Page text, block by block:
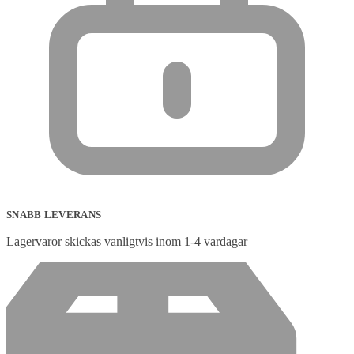
SNABB LEVERANS
Lagervaror skickas vanligtvis inom 1-4 vardagar